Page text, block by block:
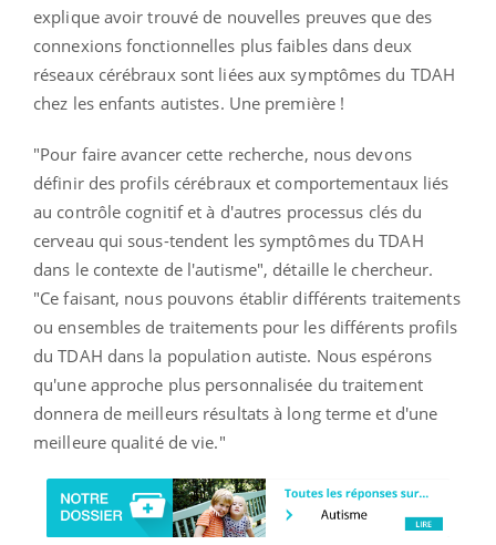
explique avoir trouvé de nouvelles preuves que des
connexions fonctionnelles plus faibles dans deux
réseaux cérébraux sont liées aux symptômes du TDAH
chez les enfants autistes. Une première !
"Pour faire avancer cette recherche, nous devons
définir des profils cérébraux et comportementaux liés
au contrôle cognitif et à d'autres processus clés du
cerveau qui sous-tendent les symptômes du TDAH
dans le contexte de l'autisme", détaille le chercheur.
"Ce faisant, nous pouvons établir différents traitements
ou ensembles de traitements pour les différents profils
du TDAH dans la population autiste. Nous espérons
qu'une approche plus personnalisée du traitement
donnera de meilleurs résultats à long terme et d'une
meilleure qualité de vie."